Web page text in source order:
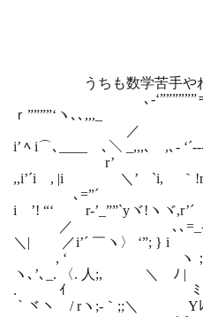
うちも数学苦手や
､-
ｒ””””‘ヽ､､,,,_ ,
／
i’ ﾍ i⌒､____ ､＼ _,,,､ ,､- ‘´-
r’ ﾐ”-
,,i’´i , |i ＼’ `i, ｀
､=”´ ヾ､ヾ
i ’! “‘ r‐’_””`yヾ!ヽヾ,r’´
／ ､､=_‐””ミ
＼| ／i’´ ￣ヽ〉 ‘”; } i
, ‘ ヽ； ‘7 , ;,
ヽ､’､_. 〈. 人;, ＼ ﾉ |
. ｲ ﾐ ! {
｀ヾヽ / rヽ;‐｀;;＼ Y